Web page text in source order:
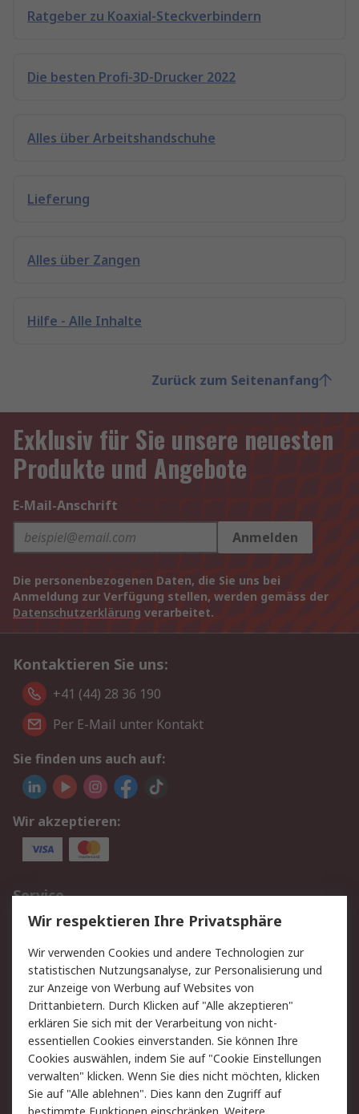
Ratgeber zu Koaxial-Steckverbindern
Die besten Profi-3D-Drucker 2022
Alles über Arbeitshandschuhe
Lieferung
Alles über Zangen
Hilfe - Alle Inhalte
Zurück zum Seitenanfang
Exklusiv für Sie unsere neuesten
Produkte und Angebote
E-Mail-Anschrift
Anmelden
Die personenbezogenen Daten, die Sie uns bei
Anmeldung zur Verfügung stellen, werden gemäss der
Datenschutzerklärung verarbeitet.
Kontaktieren Sie uns:
+41 (44) 28 36 190
Per E-Mail unter Kontakt
Sie finden uns auch auf:
Wir akzeptieren:
Service
Value Added Services
Lieferlösungen
Rücksendungen
Kontakt
Hilfe
Rechtliches
AGB
Datenschutz
Cookie-Richtlinie
Zahlungsbedingungen
Copyright/Impressum
Wir respektieren Ihre Privatsphäre
Wir verwenden Cookies und andere Technologien zur
statistischen Nutzungsanalyse, zur Personalisierung und
zur Anzeige von Werbung auf Websites von
Drittanbietern. Durch Klicken auf "Alle akzeptieren"
erklären Sie sich mit der Verarbeitung von nicht-
essentiellen Cookies einverstanden. Sie können Ihre
Cookies auswählen, indem Sie auf "Cookie Einstellungen
verwalten" klicken. Wenn Sie dies nicht möchten, klicken
Sie auf "Alle ablehnen". Dies kann den Zugriff auf